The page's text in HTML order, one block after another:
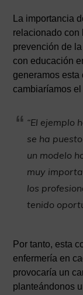
La importancia
relacionado con
prevención de
con educación
generamos esta
cambiaríamos
“El ejemplo
se ha
un modelo
muy
los
tenido
Por tanto, esta
enfermería en
provocaría un
planteándonos